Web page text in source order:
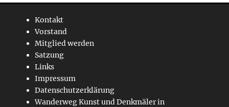
Kontakt
Vorstand
Mitglied werden
Satzung
Links
Impressum
Datenschutzerklärung
Wanderweg Kunst und Denkmäler in